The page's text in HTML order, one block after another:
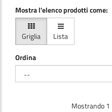
Mostra l'elenco prodotti come:
Griglia
Lista
Ordina
Mostrando